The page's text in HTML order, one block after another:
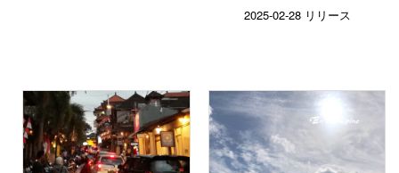
2025-02-28 リリース